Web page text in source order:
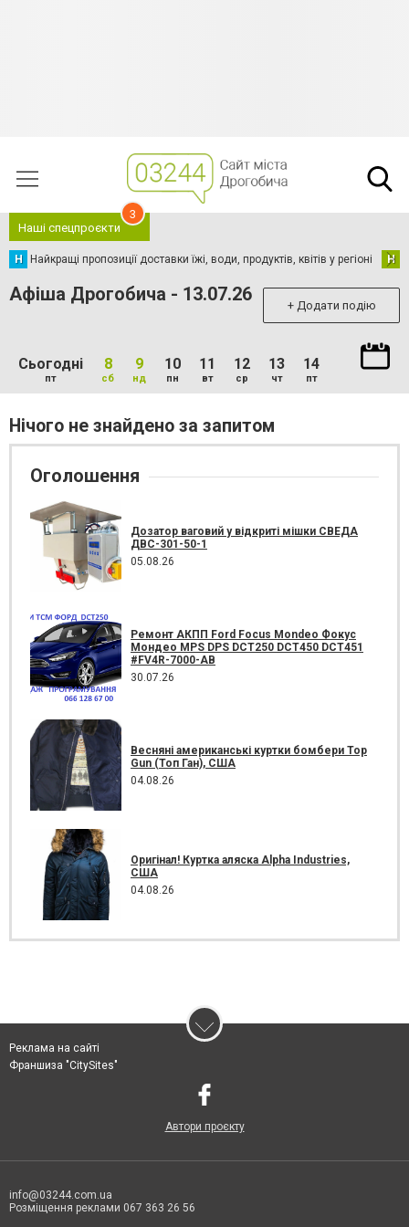
Наші спецпроєкти
3
Н Найкращі пропозиції доставки їжі, води, продуктів, квітів у регіоні Н
Афіша Дрогобича - 13.07.26 + Додати подію
Сьогодні
пт
8
сб
9
нд
10
пн
11
вт
12
ср
13
чт
14
пт
Нічого не знайдено за запитом
Оголошення
Дозатор ваговий у відкриті мішки СВЕДА
ДВС-301-50-1
05.08.26
Ремонт АКПП Ford Focus Mondeo Фокус
Мондео MPS DPS DCT250 DCT450 DCT451
#FV4R-7000-AB
30.07.26
Весняні американські куртки бомбери Top
Gun (Топ Ган), США
04.08.26
Оригінал! Куртка аляска Alpha Industries,
США
04.08.26
Реклама на сайті
Франшиза "CitySites"
Автори проєкту
info@03244.com.ua
Розміщення реклами 067 363 26 56